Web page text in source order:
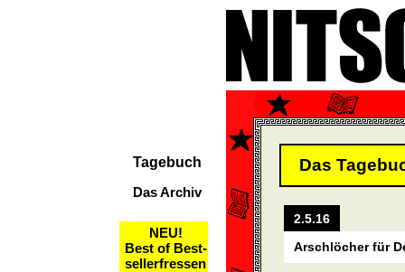
Tagebuch
Das Archiv
NEU!
Best of Best-
sellerfressen
Das
2.5.16
Arschlöcher für